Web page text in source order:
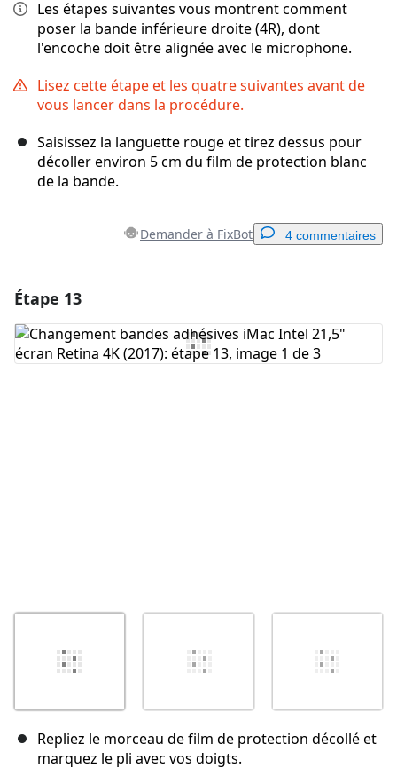
Les étapes suivantes vous montrent comment
poser la bande inférieure droite (4R), dont
l'encoche doit être alignée avec le microphone.
Lisez cette étape et les quatre suivantes avant de
vous lancer dans la procédure.
Saisissez la languette rouge et tirez dessus pour
décoller environ 5 cm du film de protection blanc
de la bande.
Demander à FixBot 4 commentaires
Ajouter un commentaire
Étape 13
Repliez le morceau de film de protection décollé et
marquez le pli avec vos doigts.